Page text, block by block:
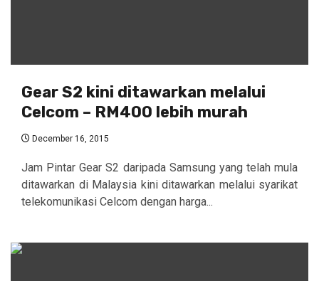
Gear S2 kini ditawarkan melalui
Celcom – RM400 lebih murah
December 16, 2015
Jam Pintar Gear S2 daripada Samsung yang telah mula
ditawarkan di Malaysia kini ditawarkan melalui syarikat
telekomunikasi Celcom dengan harga...